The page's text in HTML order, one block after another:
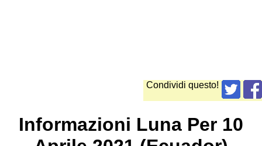
Condividi questo!
Informazioni Luna Per 10